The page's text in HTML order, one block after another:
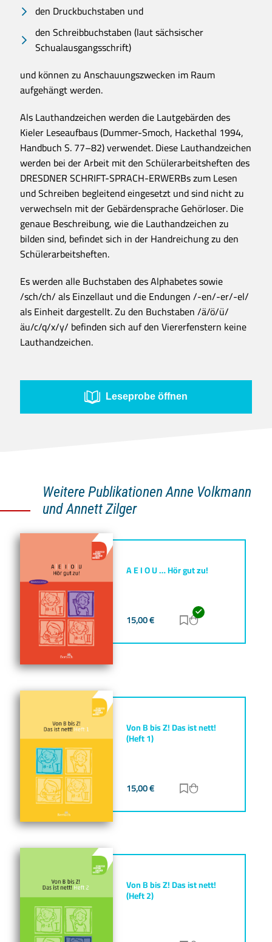
den Druckbuchstaben und
den Schreibbuchstaben (laut sächsischer
Schualausgangsschrift)
und können zu Anschauungszwecken im Raum
aufgehängt werden.
Als Lauthandzeichen werden die Lautgebärden des
Kieler Leseaufbaus (Dummer-Smoch, Hackethal 1994,
Handbuch S. 77–82) verwendet. Diese Lauthandzeichen
werden bei der Arbeit mit den Schülerarbeitsheften des
DRESDNER SCHRIFT-SPRACH-ERWERBs zum Lesen
und Schreiben begleitend eingesetzt und sind nicht zu
verwechseln mit der Gebärdensprache Gehörloser. Die
genaue Beschreibung, wie die Lauthandzeichen zu
bilden sind, befindet sich in der Handreichung zu den
Schülerarbeitsheften.
Es werden alle Buchstaben des Alphabetes sowie
/sch/ch/ als Einzellaut und die Endungen /-en/-er/-el/
als Einheit dargestellt. Zu den Buchstaben /ä/ö/ü/
äu/c/q/x/y/ befinden sich auf den Viererfenstern keine
Lauthandzeichen.
Leseprobe öffnen
Weitere Publikationen Anne Volkmann
und Annett Zilger
A E I O U … Hör gut zu!
15,00€ Zur Merkliste
Zum Warenkorb
Von B bis Z! Das ist nett!
(Heft 1)
15,00€ Zur Merkliste
Von B bis Z! Das ist nett!
(Heft 2)